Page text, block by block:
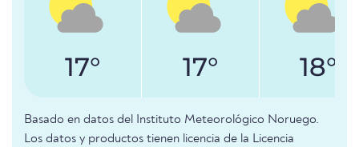
17° 17° 18°
Basado en datos del Instituto Meteorológico Noruego.
Los datos y productos tienen licencia de la Licencia